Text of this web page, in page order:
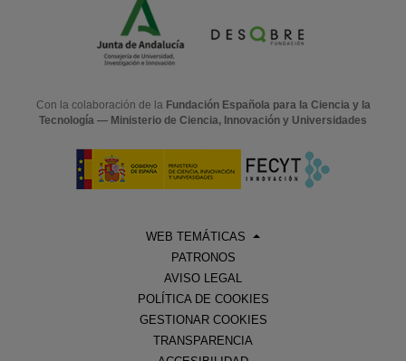
Con la colaboración de la Fundación Española para la Ciencia y la
Tecnología — Ministerio de Ciencia, Innovación y Universidades
WEB TEMÁTICAS
PATRONOS
AVISO LEGAL
POLÍTICA DE COOKIES
GESTIONAR COOKIES
TRANSPARENCIA